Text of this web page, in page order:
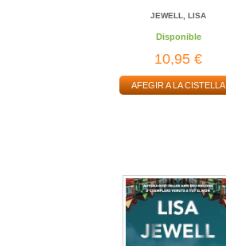
JEWELL, LISA
Disponible
10,95 €
AFEGIR A LA CISTELLA